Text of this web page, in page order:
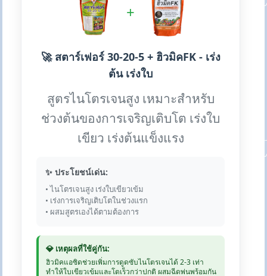
+
🚀 สตาร์เฟอร์ 30-20-5 + ฮิวมิคFK - เร่ง
ต้น เร่งใบ
สูตรไนโตรเจนสูง เหมาะสำหรับ
ช่วงต้นของการเจริญเติบโต เร่งใบ
เขียว เร่งต้นแข็งแรง
✨ ประโยชน์เด่น:
• ไนโตรเจนสูง เร่งใบเขียวเข้ม
• เร่งการเจริญเติบโตในช่วงแรก
• ผสมสูตรเองได้ตามต้องการ
💎 เหตุผลที่ใช้คู่กัน:
ฮิวมิคแอซิดช่วยเพิ่มการดูดซับไนโตรเจนได้ 2-3 เท่า
ทำให้ใบเขียวเข้มและโตเร็วกว่าปกติ ผสมฉีดพ่นพร้อมกัน